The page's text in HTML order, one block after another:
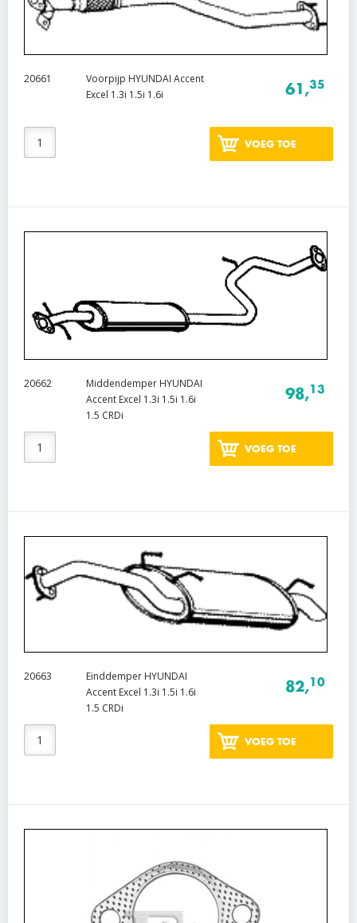
20661
Voorpijp HYUNDAI Accent
Excel 1.3i 1.5i 1.6i
61,35
VOEG TOE
20662
Middendemper HYUNDAI
Accent Excel 1.3i 1.5i 1.6i
1.5 CRDi
98,13
VOEG TOE
20663
Einddemper HYUNDAI
Accent Excel 1.3i 1.5i 1.6i
1.5 CRDi
82,10
VOEG TOE